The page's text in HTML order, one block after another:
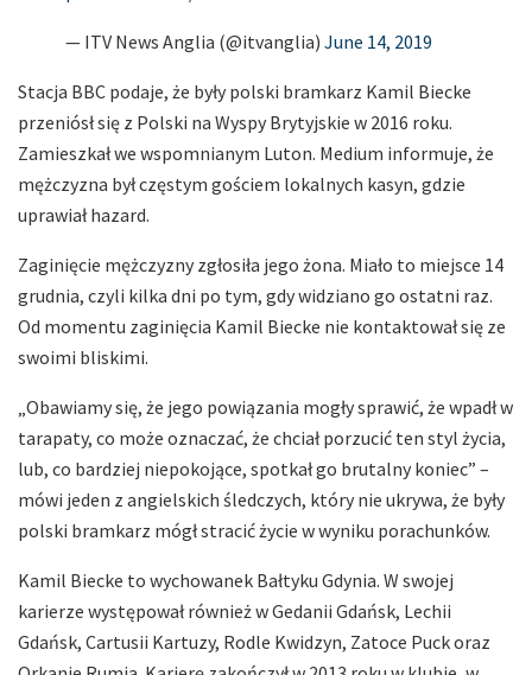
— ITV News Anglia (@itvanglia) June 14, 2019
Stacja BBC podaje, że były polski bramkarz Kamil Biecke
przeniósł się z Polski na Wyspy Brytyjskie w 2016 roku.
Zamieszkał we wspomnianym Luton. Medium informuje, że
mężczyzna był częstym gościem lokalnych kasyn, gdzie
uprawiał hazard.
Zaginięcie mężczyzny zgłosiła jego żona. Miało to miejsce 14
grudnia, czyli kilka dni po tym, gdy widziano go ostatni raz.
Od momentu zaginięcia Kamil Biecke nie kontaktował się ze
swoimi bliskimi.
„Obawiamy się, że jego powiązania mogły sprawić, że wpadł w
tarapaty, co może oznaczać, że chciał porzucić ten styl życia,
lub, co bardziej niepokojące, spotkał go brutalny koniec” –
mówi jeden z angielskich śledczych, który nie ukrywa, że były
polski bramkarz mógł stracić życie w wyniku porachunków.
Kamil Biecke to wychowanek Bałtyku Gdynia. W swojej
karierze występował również w Gedanii Gdańsk, Lechii
Gdańsk, Cartusii Kartuzy, Rodle Kwidzyn, Zatoce Puck oraz